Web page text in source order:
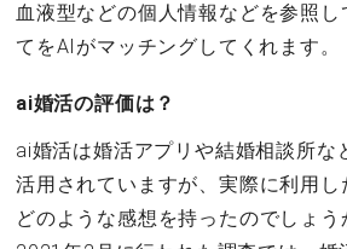
血液型などの個人情報などを参照
てをAIがマッチングしてくれます。
ai婚活の評価は？
ai婚活は婚活アプリや結婚相談所な
活用されていますが、実際に利用し
どのような感想を持ったのでしょう